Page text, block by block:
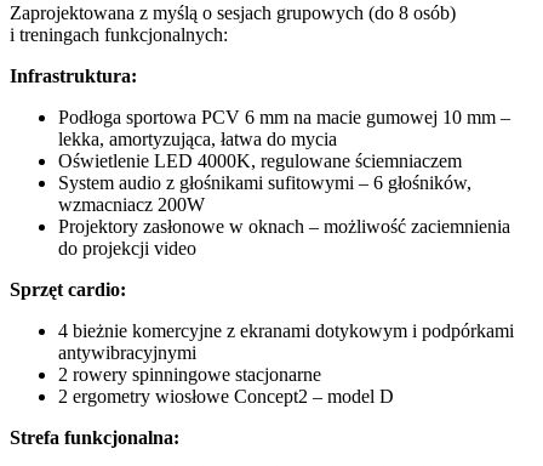
Zaprojektowana z myślą o sesjach grupowych (do 8 osób)
i treningach funkcjonalnych:
Infrastruktura:
Podłoga sportowa PCV 6 mm na macie gumowej 10 mm –
lekka, amortyzująca, łatwa do mycia
Oświetlenie LED 4000K, regulowane ściemniaczem
System audio z głośnikami sufitowymi – 6 głośników,
wzmacniacz 200W
Projektory zasłonowe w oknach – możliwość zaciemnienia
do projekcji video
Sprzęt cardio:
4 bieżnie komercyjne z ekranami dotykowym i podpórkami
antywibracyjnymi
2 rowery spinningowe stacjonarne
2 ergometry wiosłowe Concept2 – model D
Strefa funkcjonalna: